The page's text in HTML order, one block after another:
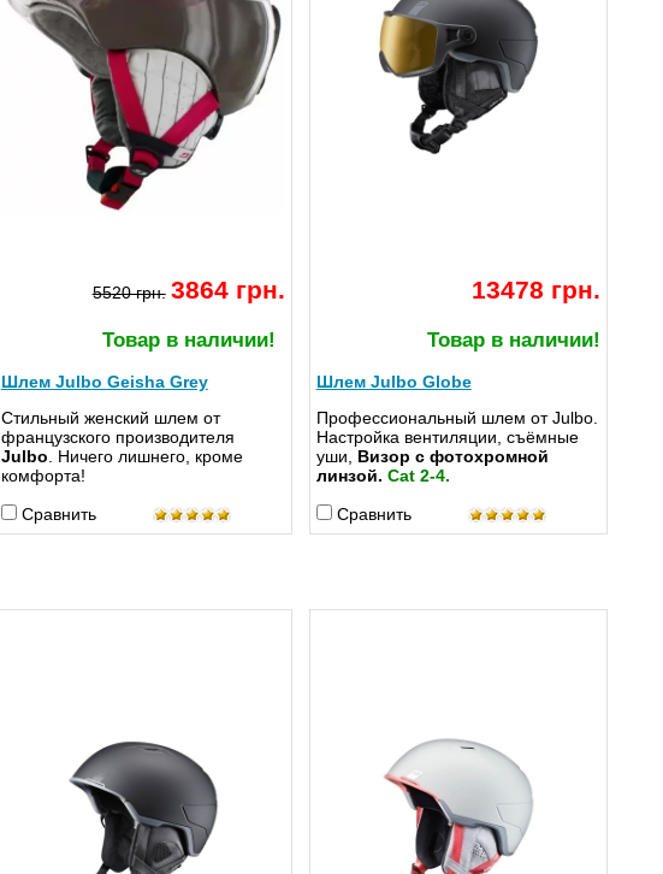
5520 грн. 3864 грн.
Товар в наличии!
Шлем Julbo Geisha Grey
Стильный женский шлем от
французского производителя
Julbo . Ничего лишнего, кроме
комфорта!
Сравнить
13478 грн.
Товар в наличии!
Шлем Julbo Globe
Профессиональный шлем от Julbo.
Настройка вентиляции, съёмные
уши, Визор с фотохромной
линзой. Cat 2-4.
Сравнить